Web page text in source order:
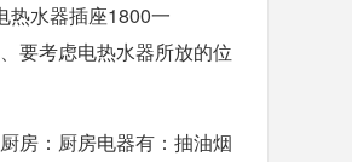
热水器插座1800一
要考虑电热水器所放的位
房：厨房电器有：抽油烟